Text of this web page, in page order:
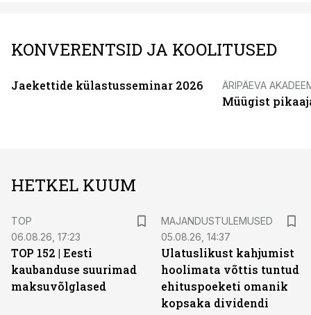
KONVERENTSID JA KOOLITUSED
Jaekettide külastusseminar 2026 ÄRIPÄEVA
Müügist
HETKEL KUUM
TOP
06.08.26, 17:23
TOP 152 | Eesti
kaubanduse suurimad
maksuvõlglased
MAJANDUSTULEMUSED
05.08.26, 14:37
Ulatuslikust kahjumist
hoolimata võttis tuntud
ehituspoeketi omanik
kopsaka dividendi